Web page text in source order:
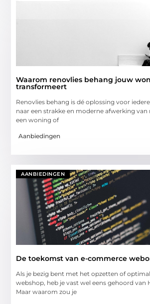
Waarom renovlies behang jouw
transformeert
Renovlies behang is dé oplossing voor
naar een strakke en moderne afwerking van
een woning of
Aanbiedingen
AANBIEDINGEN
De toekomst van e-commerce
Als je bezig bent met het opzetten of
webshop, heb je vast wel eens gehoord van
Maar waarom zou je